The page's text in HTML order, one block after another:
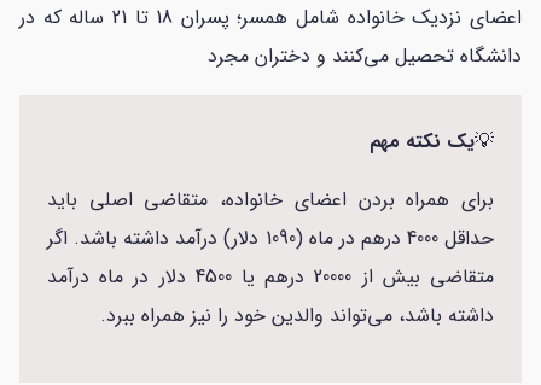
اعضای نزدیک خانواده شامل همسر؛ پسران 18 تا 21 ساله که در
دانشگاه تحصیل می‌کنند و دختران مجرد
💡یک نکته مهم
برای همراه بردن اعضای خانواده، متقاضی اصلی باید
حداقل 4000 درهم در ماه (1090 دلار) درآمد داشته باشد. اگر
متقاضی بیش از 20000 درهم یا 4500 دلار در ماه درآمد
داشته باشد، می‌تواند والدین خود را نیز همراه ببرد.